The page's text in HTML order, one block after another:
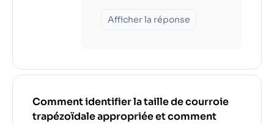
Afficher la réponse
Comment identifier la taille de courroie
trapézoïdale appropriée et comment